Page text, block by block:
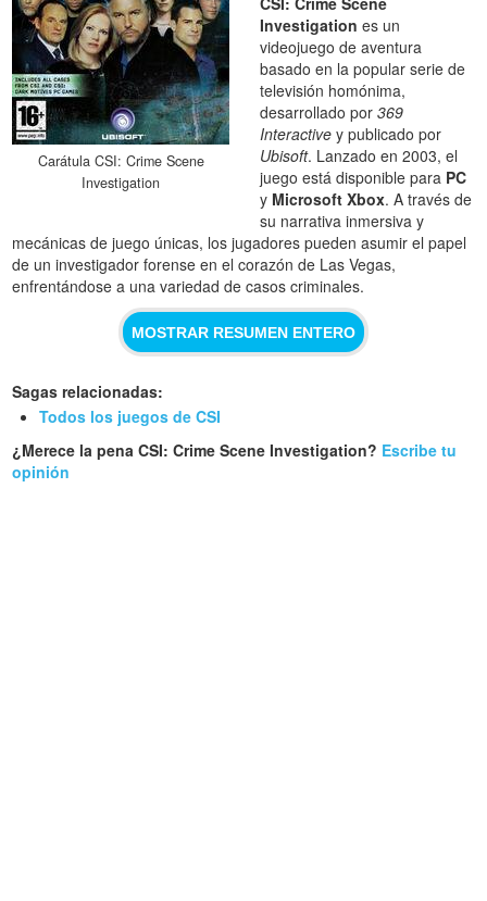
Carátula CSI: Crime Scene
Investigation
Investigation es un
videojuego de aventura
basado en la popular serie de
televisión homónima,
desarrollado por369
Interactive y publicado por
Ubisoft. Lanzado en 2003, el
juego está disponible para PC
y Microsoft Xbox. A través de
su narrativa inmersiva y
mecánicas de juego únicas, los jugadores pueden asumir el papel
de un investigador forense en el corazón de Las Vegas,
enfrentándose a una variedad de casos criminales.
MOSTRAR RESUMEN ENTERO
Sagas relacionadas:
Todos los juegos de CSI
¿Merece la pena CSI: Crime Scene Investigation? Escribe tu
opinión